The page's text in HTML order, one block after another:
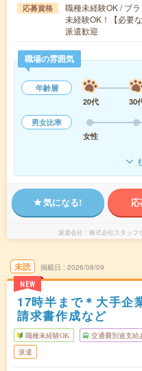
応募資格
職種未経験OK / ブ
未経験OK！【必要
派遣歓迎
職場の雰囲気
年齢層
20代
30
男女比率
女性
気になる!
派遣会社 株式会社スタッフ
未読
NEW
掲載日 2026/08/09
17時半まで＊大手企
請求書作成など
職種未経験OK 交通費別途支給
派遣